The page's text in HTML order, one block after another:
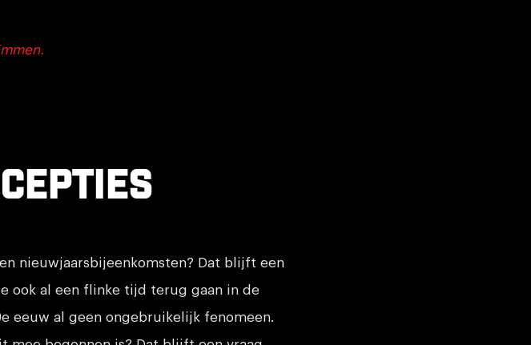
nieuwjaarsbijeenkomsten? Dat blijft een
ook al een flinke tijd terug gaan in de
eeuw al geen ongebruikelijk fenomeen.